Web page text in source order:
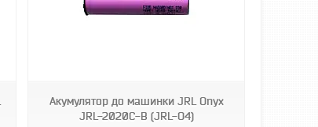
Акумулятор до машинки JRL Onyx
JRL-2020C-B (JRL-O4)